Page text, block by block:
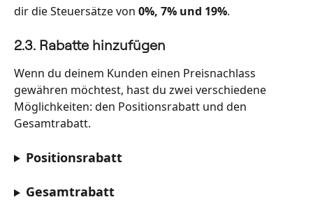
dir die Steuersätze von 0%, 7% und 19%.
2.3. Rabatte hinzufügen
Wenn du deinem Kunden einen Preisnachlass
gewähren möchtest, hast du zwei verschiedene
Möglichkeiten: den Positionsrabatt und den
Gesamtrabatt.
Positionsrabatt
Gesamtrabatt